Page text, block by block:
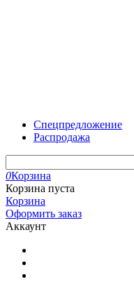
Спецпредложение
Распродажа
0Корзина
Корзина пуста
Корзина
Оформить заказ
Аккаунт